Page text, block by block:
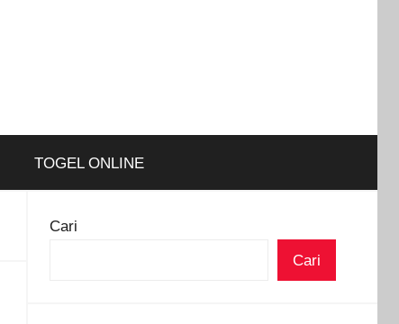
TOGEL ONLINE
Cari
Cari